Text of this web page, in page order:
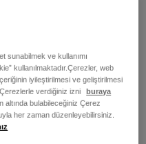
sunabilmek ve kullanımı
kullanılmaktadır.Çerezler, web
iyileştirilmesi ve geliştirilmesi
verdiğiniz izni
buraya
altında bulabileceğiniz Çerez
her zaman düzenleyebilirsiniz.